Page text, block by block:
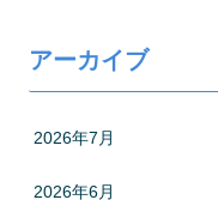
アーカイブ
2026年7月
2026年6月